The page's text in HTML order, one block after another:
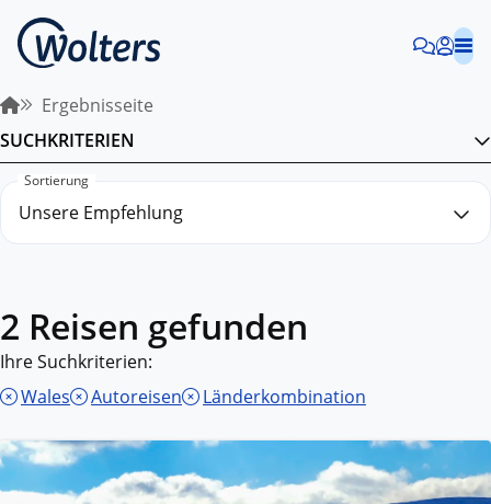
Ergebnisseite
SUCHKRITERIEN
Sortierung
2 Reisen gefunden
Ihre Suchkriterien:
Wales
Autoreisen Länderkombination